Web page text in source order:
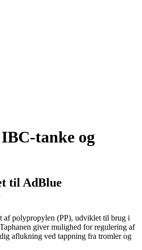
tanke og
til AdBlue
af polypropylen (PP), udviklet til brug i
giver mulighed for regulering af
aflukning ved tappning fra tromler og